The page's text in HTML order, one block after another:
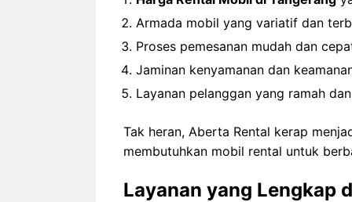
Armada mobil yang variatif dan
Proses pemesanan mudah dan
Jaminan kenyamanan dan
Layanan pelanggan yang ramah
Tak heran, Aberta Rental kerap
membutuhkan mobil rental untuk
Layanan yang Lengkap